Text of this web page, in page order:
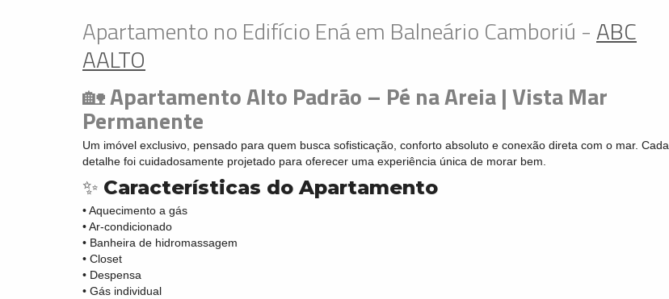
Apartamento no Edifício Ená em Balneário Camboriú -ABC
AALTO
🏡Apartamento Alto Padrão – Pé na Areia | Vista Mar
Permanente
Um imóvel exclusivo, pensado para quem busca sofisticação, conforto absoluto e conexão direta com o mar. Cada
detalhe foi cuidadosamente projetado para oferecer uma experiência única de morar bem.
✨ Características do Apartamento
• Aquecimento a gás
• Ar-condicionado
• Banheira de hidromassagem
• Closet
• Despensa
• Gás individual